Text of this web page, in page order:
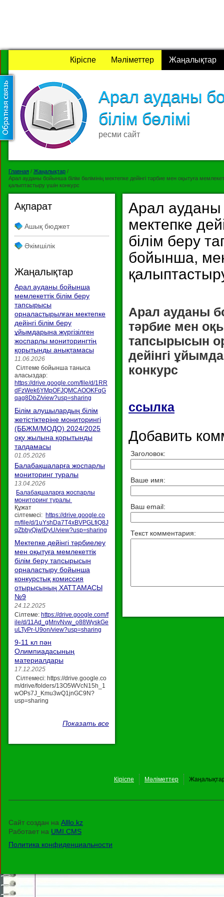
Кіріспе Мәліметтер Жаңалықтар
Арал ауданы
білім бөлімі
ресми сайт
Главная / Жаңалықтар /
Арал ауданы бойынша білім бөлімінің мектепке дейінгі тәрбие мен оқытуға
қалыптастыру үшін конкурс
Ақпарат
Ашық бюджет
Әкімшілік
Жаңалықтар
Арал ауданы бойынша
мемлекеттік білім беру
тапсырысы
орналастырылған мектепке
дейінгі білім беру
ұйымдарына жүргізілген
жоспарлы мониторингтің
қорытынды анықтамасы
11.06.2026
Сілтеме бойынша таныса
аласыздар:
https://drive.google.com/file/d/1RR
dFzWek6YMpOFJQMCAOOKFqG
qag8DbZ/view?usp=sharing
Білім алушылардың білім
жетістіктеріне мониторингі
(ББЖМ/МОДО) 2024/2025
оқу жылына қорытынды
талдамасы
01.05.2026
Балабақшаларға жоспарлы
мониторинг туралы
13.04.2026
Балабақшаларға жоспарлы
мониторинг туралы
Құжат
сілтемесі: https://drive.google.co
m/file/d/1uYshDa7T4xBVPGLfiQ8J
qZbbyQjwlDyU/view?usp=sharing
Мектепке дейінгі тәрбиелеу
мен оқытуға мемлекеттік
білім беру тапсырысын
орналастыру бойынша
конкурстық комиссия
отырысының ХАТТАМАСЫ
№9
24.12.2025
Сілтеме: https://drive.google.com/f
ile/d/11Ad_gMnvNvw_o88WyskGe
uLTyPr-U9on/view?usp=sharing
9-11 кл пән
Олимпиадасының
материалдары
17.12.2025
Сілтемесі: https://drive.google.co
m/drive/folders/13O5WVcN15h_1
wOPs7J_Kmu3wQ1jnGC9N?
usp=sharing
Показать все
Арал ауданы
мектепке
білім беру
бойынша,
Арал ауданы
тәрбие мен
тапсырысын
дейінгі
конкурс
ссылка
Добавить
Заголовок:
Ваше имя:
Ваш email:
Текст комментария:
Кіріспе Мәліметтер
Сайт создан на Alllo.kz
Работает на UMI.CMS
Политика конфиденциальности